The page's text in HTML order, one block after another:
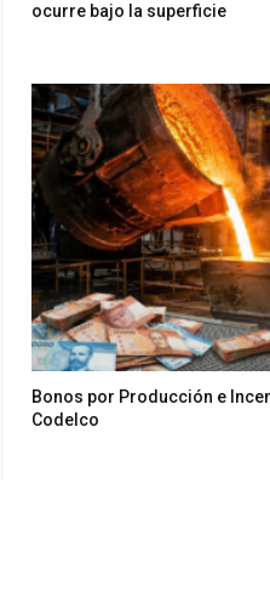
ocurre bajo la superficie
Bonos por Producción e
Codelco